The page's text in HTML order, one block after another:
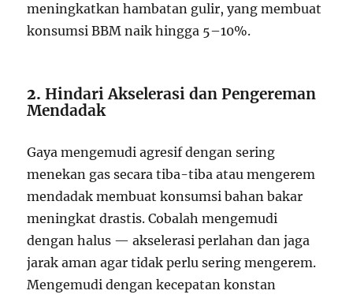
meningkatkan hambatan gulir, yang membuat
konsumsi BBM naik hingga 5–10%.
2.Hindari Akselerasi dan Pengereman
Mendadak
Gaya mengemudi agresif dengan sering
menekan gas secara tiba-tiba atau mengerem
mendadak membuat konsumsi bahan bakar
meningkat drastis. Cobalah mengemudi
dengan halus — akselerasi perlahan dan jaga
jarak aman agar tidak perlu sering mengerem.
Mengemudi dengan kecepatan konstan